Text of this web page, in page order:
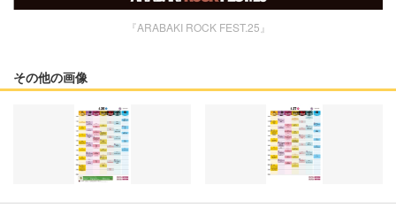
『ARABAKI ROCK FEST.25』
その他の画像